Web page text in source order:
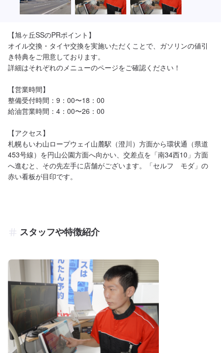
【旭ヶ丘SSのPRポイント】
オイル交換・タイヤ交換を実施いただくことで、ガソリンの値引
き特典をご用意しております。
詳細はそれぞれのメニューのページをご確認ください！
【営業時間】
整備受付時間：9：00〜18：00
給油営業時間：4：00〜26：00
【アクセス】
札幌もいわ山ロープウェイ山麓駅（澄川）方面から環状通（県道
453号線）を円山公園方面へ向かい、交差点を「南34西10」方面
へ進むと、その先左手に店舗がございます。「セルフ　モダ」の
赤い看板が目印です。
スタッフや特徴紹介